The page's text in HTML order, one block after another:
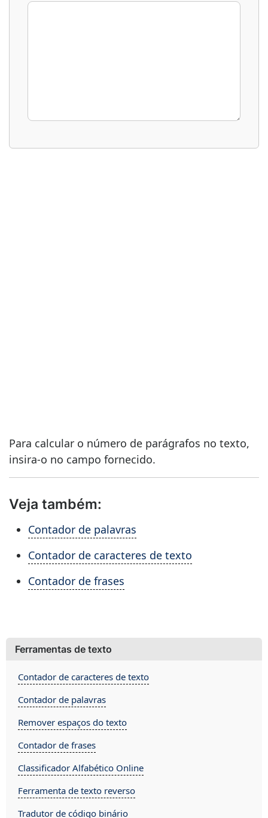
Para calcular o número de parágrafos no texto,
insira-o no campo fornecido.
Veja também:
Contador de palavras
Contador de caracteres de texto
Contador de frases
Ferramentas de texto
Contador de caracteres de texto
Contador de palavras
Remover espaços do texto
Contador de frases
Classificador Alfabético Online
Ferramenta de texto reverso
Tradutor de código binário